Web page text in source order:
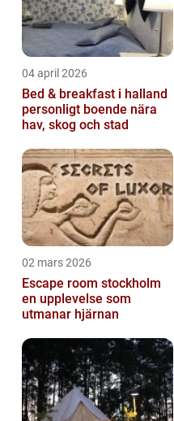
04 april 2026
Bed & breakfast i halland
personligt boende nära
hav, skog och stad
02 mars 2026
Escape room stockholm
en upplevelse som
utmanar hjärnan